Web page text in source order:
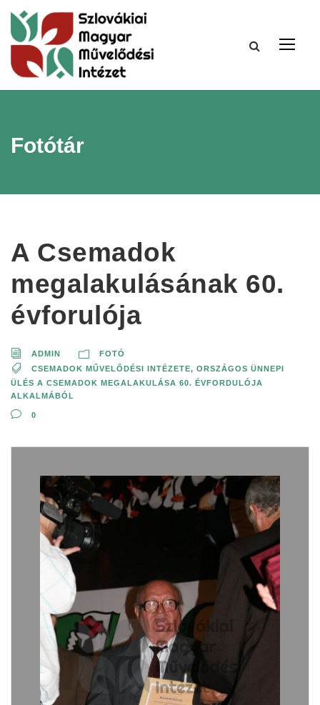
Fotótár
A Csemadok
megalakulásának 60.
évforulója
ADMIN
FOTÓ
CSEMADOK MŰVELŐDÉSI INTÉZETE, ORSZÁGOS ÜNNEPI
ÜLÉS A CSEMADOK MEGALAKULÁSA 60. ÉVFORDULÓJA
ALKALMÁBÓL
0